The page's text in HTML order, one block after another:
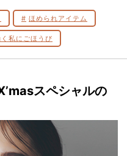
ほめられアイテム
私にごほうび
スペシャルの